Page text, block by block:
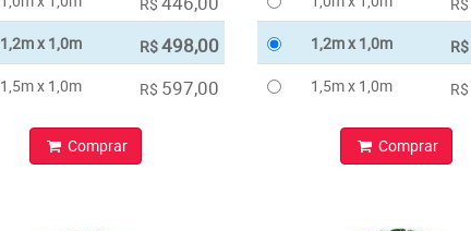
1,2m x 1,0m R$498,00
1,5m x 1,0m R$ 597,00
Comprar
1,2m x 1,0m R$
1,5m x 1,0m R$
Comprar